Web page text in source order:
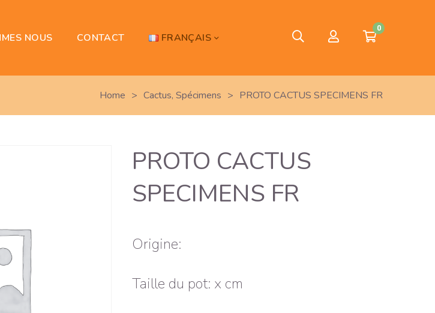
NOUS CONTACT FRANÇAIS
0
Home > Cactus, Spécimens > PROTO CACTUS SPECIMENS FR
PROTO CACTUS
SPECIMENS FR
Origine:
Taille du pot: x cm